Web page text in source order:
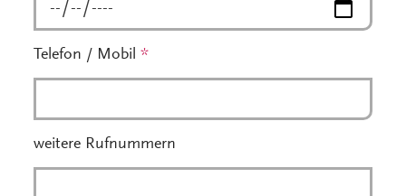
Telefon / Mobil*
weitere Rufnummern